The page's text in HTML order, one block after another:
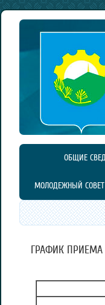
ОБЩИЕ
МОЛОДЕЖНЫЙ СОВЕТ
ГРАФИК